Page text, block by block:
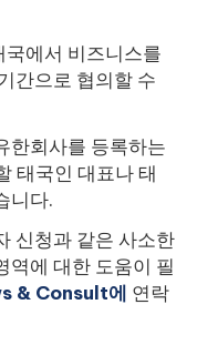
에서 비즈니스를
간으로 협의할 수
한회사를 등록하는
태국인 대표나 태
니다.
신청과 같은 사소한
역에 대한 도움이 필
& Consult에 연락